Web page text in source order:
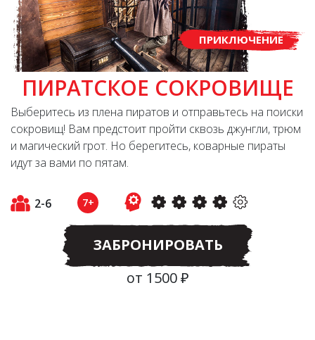
ПРИКЛЮЧЕНИЕ
ПИРАТСКОЕ СОКРОВИЩЕ
Выберитесь из плена пиратов и отправьтесь на поиски
сокровищ! Вам предстоит пройти сквозь джунгли, трюм
и магический грот. Но берегитесь, коварные пираты
идут за вами по пятам.
2-6 7+
ЗАБРОНИРОВАТЬ
от 1500 ₽